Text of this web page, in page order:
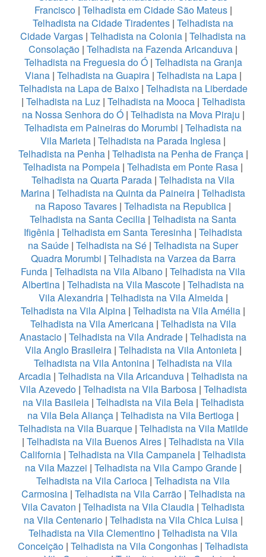
Francisco | Telhadista em Cidade São Mateus|
Telhadista na Cidade Tiradentes | Telhadista na
Cidade Vargas | Telhadista na Colonia | Telhadista na
Consolação | Telhadista na Fazenda Aricanduva |
Telhadista na Freguesia do Ó| Telhadista na Granja
Viana| Telhadista na Guapira| Telhadista na Lapa|
Telhadista na Lapa de Baixo | Telhadista na Liberdade
| Telhadista na Luz| Telhadista na Mooca| Telhadista
na Nossa Senhora do Ó| Telhadista na Mova Piraju |
Telhadista em Paineiras do Morumbi | Telhadista na
Vila Marieta | Telhadista na Parada Inglesa |
Telhadista na Penha| Telhadista na Penha de França |
Telhadista na Pompeia | Telhadista em Ponte Rasa |
Telhadista na Quarta Parada | Telhadista na Vila
Marina | Telhadista na Quinta da Paineira | Telhadista
na Raposo Tavares | Telhadista na Republica |
Telhadista na Santa Cecilia | Telhadista na Santa
Ifigênia | Telhadista em Santa Teresinha | Telhadista
na Saúde | Telhadista na Sé | Telhadista na Super
Quadra Morumbi | Telhadista na Varzea da Barra
Funda | Telhadista na Vila Albano | Telhadista na Vila
Albertina | Telhadista na Vila Mascote | Telhadista na
Vila Alexandria| Telhadista na Vila Almeida |
Telhadista na Vila Alpina | Telhadista na Vila Amélia |
Telhadista na Vila Americana| Telhadista na Vila
Anastacio | Telhadista na Vila Andrade | Telhadista na
Vila Anglo Brasileira| Telhadista na Vila Antonieta|
Telhadista na Vila Antonina | Telhadista na Vila
Arcadia | Telhadista na Vila Aricanduva | Telhadista na
Vila Azevedo| Telhadista na Vila Barbosa| Telhadista
na Vila Basileia| Telhadista na Vila Bela| Telhadista
na Vila Bela Aliança | Telhadista na Vila Bertioga |
Telhadista na Vila Buarque| Telhadista na Vila Matilde
| Telhadista na Vila Buenos Aires | Telhadista na Vila
California | Telhadista na Vila Campanela | Telhadista
na Vila Mazzei | Telhadista na Vila Campo Grande|
Telhadista na Vila Carioca | Telhadista na Vila
Carmosina| Telhadista na Vila Carrão| Telhadista na
Vila Cavaton | Telhadista na Vila Claudia | Telhadista
na Vila Centenario| Telhadista na Vila Chica Luisa |
Telhadista na Vila Clementino | Telhadista na Vila
Conceição | Telhadista na Vila Congonhas | Telhadista